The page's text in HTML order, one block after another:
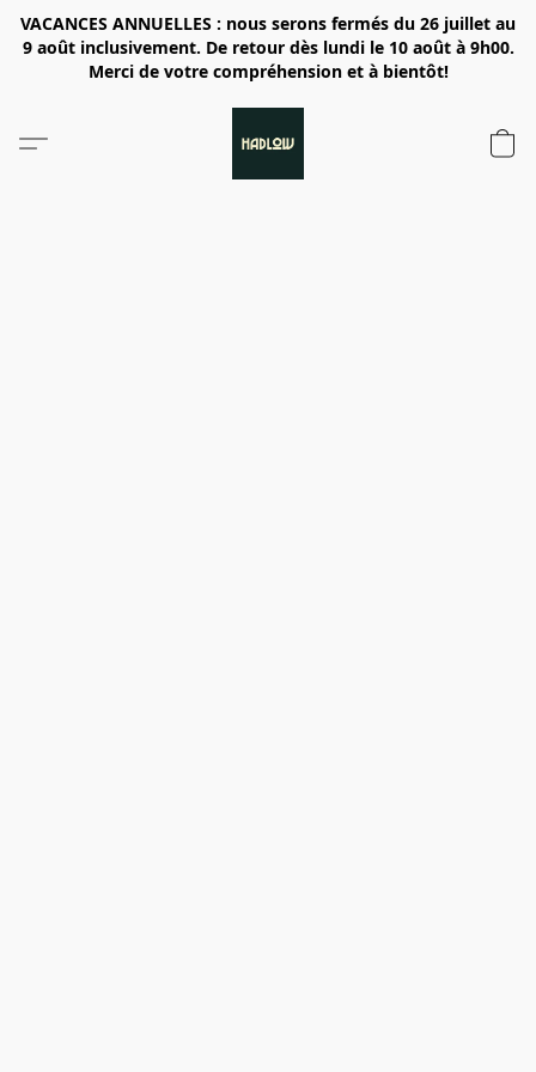
VACANCES ANNUELLES : nous serons fermés du 26 juillet au
9 août inclusivement. De retour dès lundi le 10 août à 9h00.
Merci de votre compréhension et à bientôt!